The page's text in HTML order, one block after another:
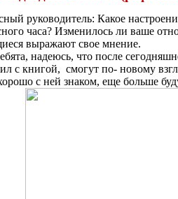
руководитель: Какое
часа? Изменилось ли ваше
выражают свое мнение.
надеюсь, что после
с книгой, смогут по- новому
с ней знаком, еще больше